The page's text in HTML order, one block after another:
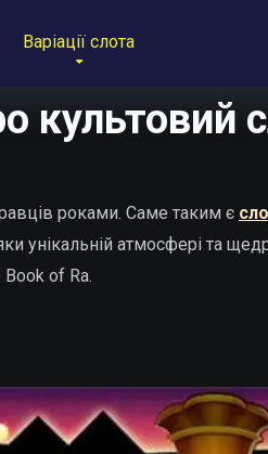
Варіації слота
культовий
роками. Саме таким є
унікальній атмосфері та
of Ra.